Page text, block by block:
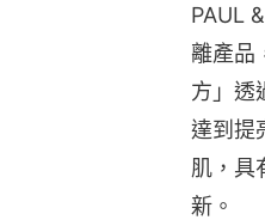
PAUL
離產品
方」透
達到提
肌，具
新。